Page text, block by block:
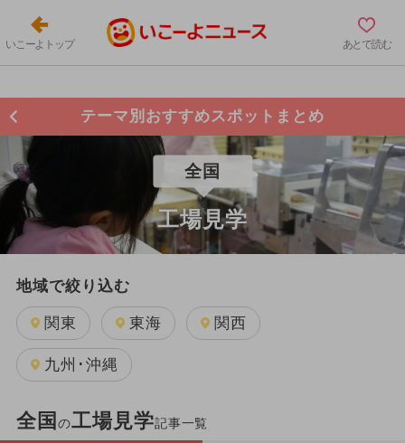
いこーよトップ あとで読む
テーマ別おすすめスポットまとめ
全国
工場見学
地域で絞り込む
関東 東海 関西
九州･沖縄
全国 の工場見学記事一覧